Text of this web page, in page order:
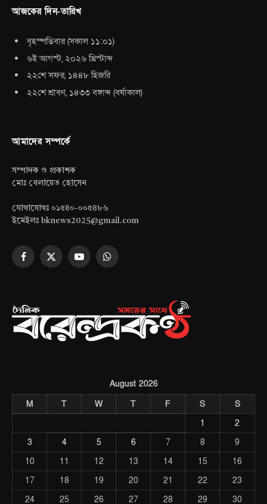
আজকের দিন-তারিখ
বৃহস্পতিবার(সকাল ১১:০১)
৬ই আগস্ট, ২০২৬ খ্রিস্টাব্দ
২২শে সফর, ১৪৪৮ হিজরি
২২শে শ্রাবণ, ১৪৩৩ বঙ্গাব্দ (বর্ষাকাল)
আমাদের সম্পর্কে
সম্পাদক ও প্রকাশক
মোঃ বেলায়েত হোসেন
যোগাযোগঃ ০১৫৪০-০০৫৪৮৬
ইমেইলঃ bknews2025@gmail.com
Facebook
X
YouTubeWhatsApp
August 2026
M
T W T F S
S
1
2
3
4 5 6 7 8
9
10
11 12 13 14 15
16
17
18 19 20 21 22
23
24
25 26 27 28 29 30